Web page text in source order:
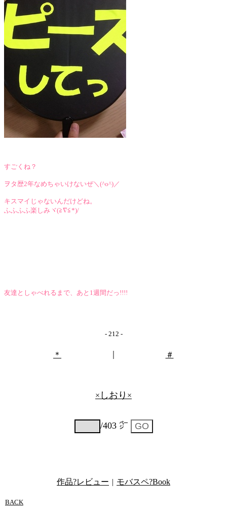
すごくね？
ヲタ歴2年なめちゃいけないぜ＼(^o^)／
キスマイじゃないんだけどね。
ふふふふ楽しみヾ(≧∇≦*)/
友達としゃべれるまで、あと1週間だっ!!!!
- 212 -
＊ ＃
× しおり ×
/403 ㌻
作品?レビュー | モバスペ?Book
BACK